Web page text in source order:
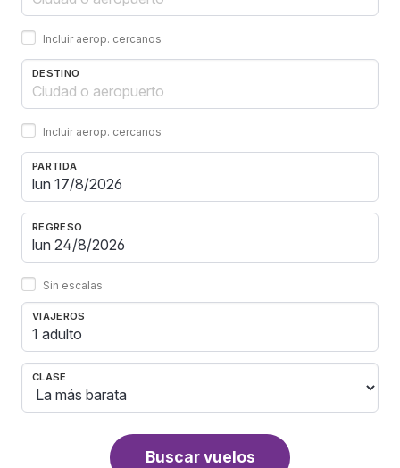
Incluir aerop. cercanos
DESTINO
Incluir aerop. cercanos
PARTIDA
REGRESO
Sin escalas
VIAJEROS
1 adulto
CLASE
Buscar vuelos